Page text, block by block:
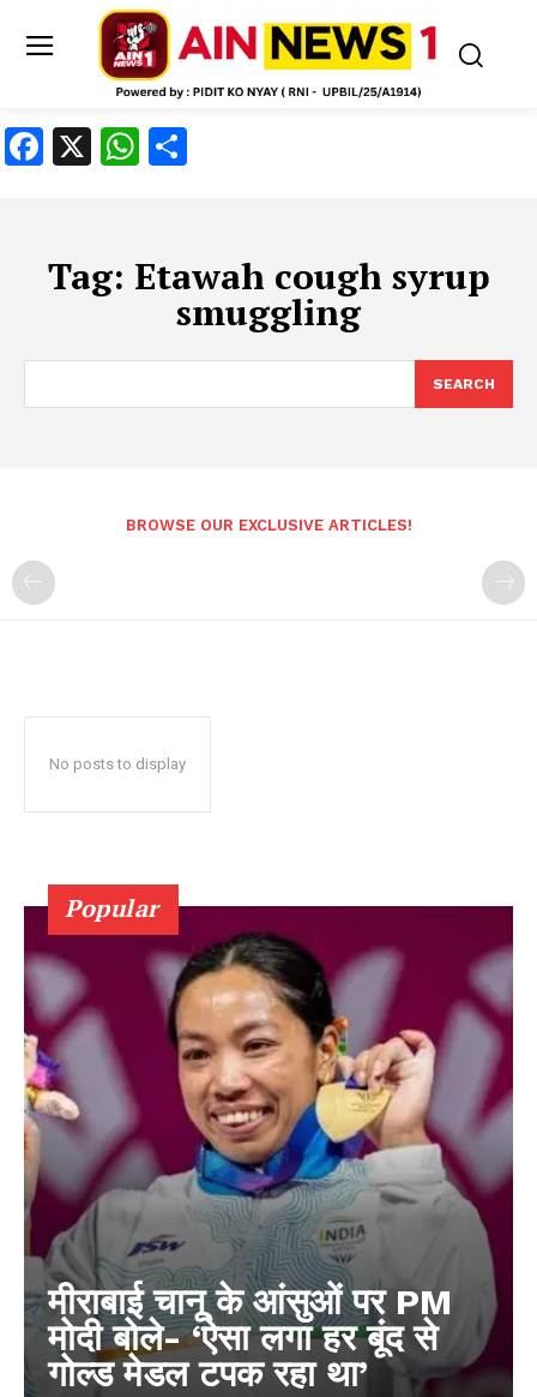
Facebook
X WhatsApp
Tag: Etawah cough syrup
smuggling
SEARCH
BROWSE OUR EXCLUSIVE ARTICLES!
No posts to display
Popular
मीराबाई चानू के आंसुओं पर PM
मोदी बोले- ‘ऐसा लगा हर बूंद से
गोल्ड मेडल टपक रहा था’